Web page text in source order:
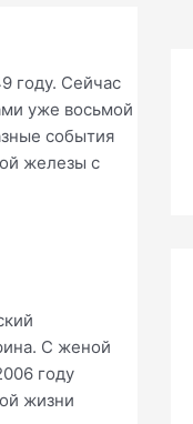
году. Сейчас
уже восьмой
события
железы с
С женой
году
жизни